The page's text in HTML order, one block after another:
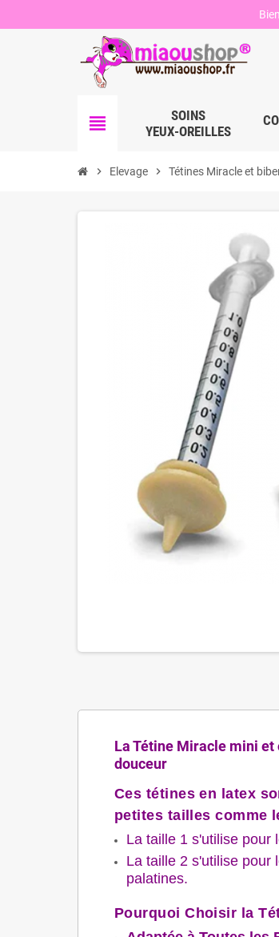
view_headline
SOINS
YEUX-OREILLES
chevron_right Elevage chevron_right Tétines Miracle et
La Tétine Miracle mini
douceur
Ces tétines en latex
petites tailles comme
La taille 1 s'utilise pour
La taille 2 s'utilise pour
palatines.
Pourquoi Choisir la